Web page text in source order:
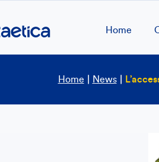
Home
Home News